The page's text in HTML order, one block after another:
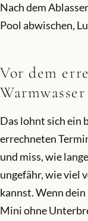
Nach dem
Pool abwischen,
Vor dem
Das lohnt sich ein
errechneten
und miss, wie
ungefähr, wie viel
kannst. Wenn
Mini ohne